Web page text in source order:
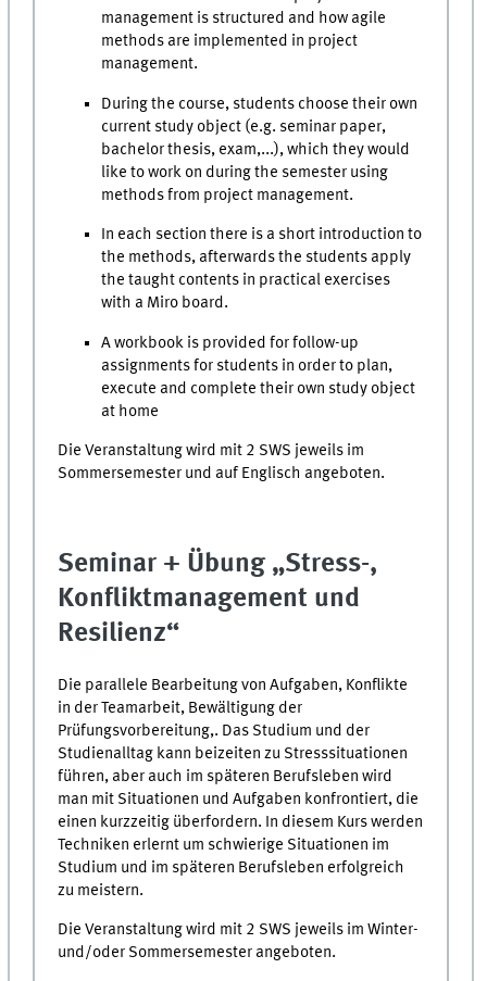
management is structured and how agile
methods are implemented in project
management.
During the course, students choose their own
current study object (e.g. seminar paper,
bachelor thesis, exam,...), which they would
like to work on during the semester using
methods from project management.
In each section there is a short introduction to
the methods, afterwards the students apply
the taught contents in practical exercises
with a Miro board.
A workbook is provided for follow-up
assignments for students in order to plan,
execute and complete their own study object
at home
Die Veranstaltung wird mit 2 SWS jeweils im
Sommersemester und auf Englisch angeboten.
Seminar + Übung „Stress-,
Konfliktmanagement und
Resilienz“
Die parallele Bearbeitung von Aufgaben, Konflikte
in der Teamarbeit, Bewältigung der
Prüfungsvorbereitung,. Das Studium und der
Studienalltag kann beizeiten zu Stresssituationen
führen, aber auch im späteren Berufsleben wird
man mit Situationen und Aufgaben konfrontiert, die
einen kurzzeitig überfordern. In diesem Kurs werden
Techniken erlernt um schwierige Situationen im
Studium und im späteren Berufsleben erfolgreich
zu meistern.
Die Veranstaltung wird mit 2 SWS jeweils im Winter-
und/oder Sommersemester angeboten.